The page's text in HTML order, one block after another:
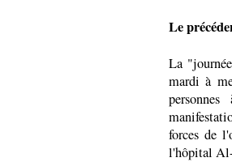
Le
La
mardi à
forces de
l'hôpital